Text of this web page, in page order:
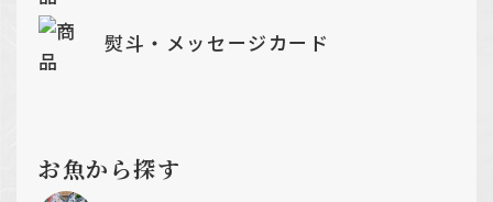
熨斗・メッセージカード
お魚から探す